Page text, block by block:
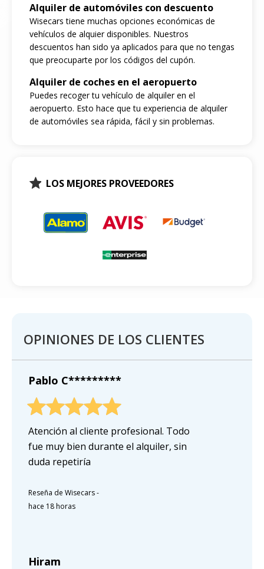
Alquiler de automóviles con descuento
Wisecars tiene muchas opciones económicas de
vehículos de alquier disponibles. Nuestros
descuentos han sido ya aplicados para que no tengas
que preocuparte por los códigos del cupón.
Alquiler de coches en el aeropuerto
Puedes recoger tu vehículo de alquiler en el
aeropuerto. Esto hace que tu experiencia de alquiler
de automóviles sea rápida, fácil y sin problemas.
LOS MEJORES PROVEEDORES
OPINIONES DE LOS CLIENTES
Pablo C*********
Atención al cliente profesional. Todo
fue muy bien durante el alquiler, sin
duda repetiría
Reseña de Wisecars-
hace 18 horas
Hiram